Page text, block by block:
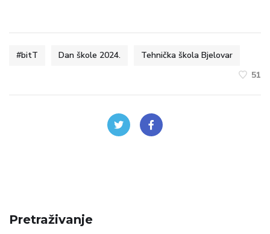
#bitT Dan škole 2024.
Tehnička škola Bjelovar
51
Pretraživanje